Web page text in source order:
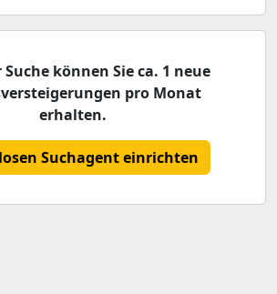
Suche können Sie ca. 1 neue
pro Monat
erhalten.
Suchagent einrichten